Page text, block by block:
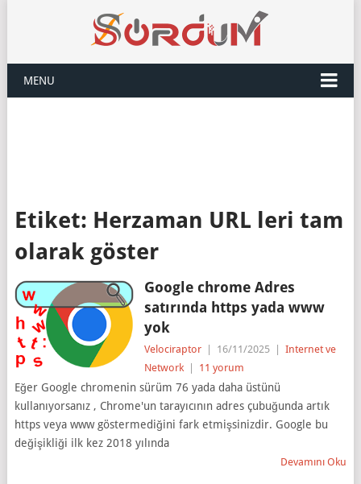
MENU
Etiket: Herzaman URL leri tam
olarak göster
Google chrome Adres
satırında https yada www
yok
Velociraptor 16/11/2025
Internet ve
Network
11 yorum
Eğer Google chromenin sürüm 76 yada daha üstünü
kullanıyorsanız , Chrome'un tarayıcının adres çubuğunda artık
https veya www göstermediğini fark etmişsinizdir. Google bu
değişikliği ilk kez 2018 yılında
Devamını Oku